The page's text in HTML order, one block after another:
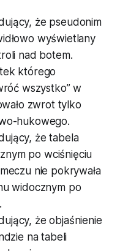
że pseudonim
wyświetlany
nad botem.
którego
wszystko” w
zwrot tylko
hukowego.
że tabela
po wciśnięciu
nie pokrywała
widocznym po
że objaśnienie
na tabeli